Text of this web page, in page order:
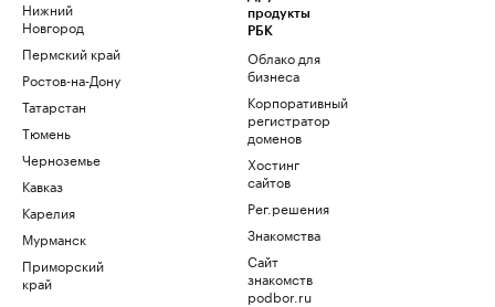
Нижний
Новгород
Пермский край
Ростов-на-Дону
Татарстан
Тюмень
Черноземье
Кавказ
Карелия
Мурманск
Приморский
край
продукты
РБК
Облако для
бизнеса
Корпоративный
регистратор
доменов
Хостинг
сайтов
Рег.решения
Знакомства
Сайт
знакомств
podbor.ru